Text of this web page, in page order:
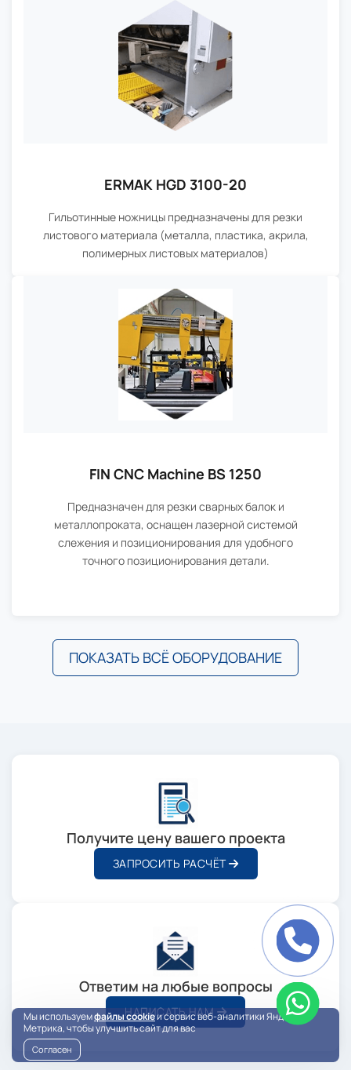
ERMAK HGD 3100-20
Гильотинные ножницы предназначены для резки
листового материала (металла, пластика, акрила,
полимерных листовых материалов)
FIN CNC Machine BS 1250
Предназначен для резки сварных балок и
металлопроката, оснащен лазерной системой
слежения и позиционирования для удобного
точного позиционирования детали.
ПОКАЗАТЬ ВСЁ ОБОРУДОВАНИЕ
Получите цену вашего проекта
ЗАПРОСИТЬ РАСЧЁТ
Ответим на любые вопросы
НАПИСАТЬ НАМ
Мы используемфайлы cookieи сервис веб-аналитики Яндекс
Метрика, чтобы улучшить сайт для вас
Согласен